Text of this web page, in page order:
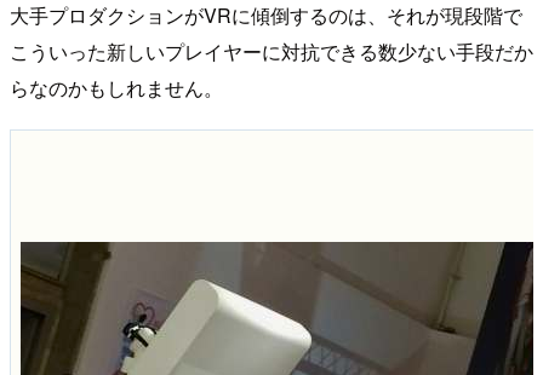
大手プロダクションがVRに傾倒するのは、それが現段階で
こういった新しいプレイヤーに対抗できる数少ない手段だか
らなのかもしれません。